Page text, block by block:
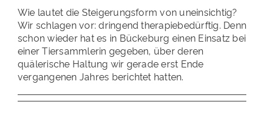
Wie lautet die Steigerungsform von uneinsichtig?
Wir schlagen vor: dringend therapiebedürftig. Denn
schon wieder hat es in Bückeburg einen Einsatz bei
einer Tiersammlerin gegeben, über deren
quälerische Haltung wir gerade erst Ende
vergangenen Jahres berichtet hatten.